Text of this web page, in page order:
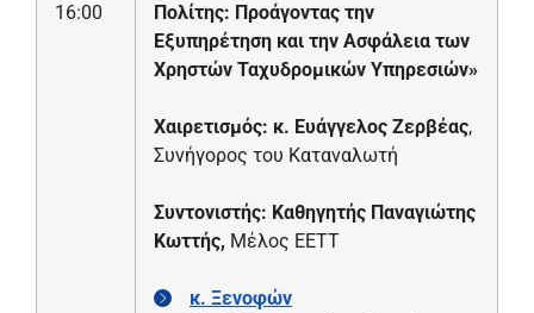
16:00
Πολίτης: Προάγοντας την
Εξυπηρέτηση και την Ασφάλεια των
Χρηστών Ταχυδρομικών Υπηρεσιών»
Χαιρετισμός: κ. Ευάγγελος Ζερβέας,
Συνήγορος του Καταναλωτή
Συντονιστής: Καθηγητής Παναγιώτης
Κωττής, Μέλος ΕΕΤΤ
κ. Ξενοφών